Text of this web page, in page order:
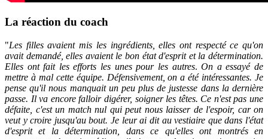
La réaction du coach
"Les filles avaient mis les ingrédients, elles ont respecté ce qu'on
avait demandé, elles avaient le bon état d'esprit et la détermination.
Elles ont fait les efforts les unes pour les autres. On a essayé de
mettre à mal cette équipe. Défensivement, on a été intéressantes. Je
pense qu'il nous manquait un peu plus de justesse dans la dernière
passe. Il va encore falloir digérer, soigner les têtes. Ce n'est pas une
défaite, c'est un match nul qui peut nous laisser de l'espoir, car on
veut y croire jusqu'au bout. Je leur ai dit au vestiaire que dans l'état
d'esprit et la détermination, dans ce qu'elles ont montrés en